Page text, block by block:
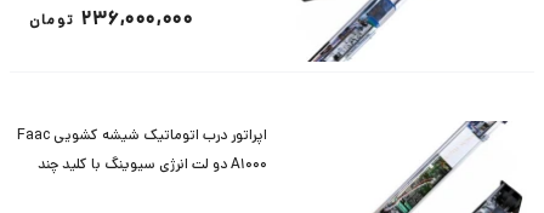
236,000,000 تومان
اپراتور درب اتوماتیک شیشه کشویی Faac
A1000 دو لت انرژی سیوینگ با کلید چند